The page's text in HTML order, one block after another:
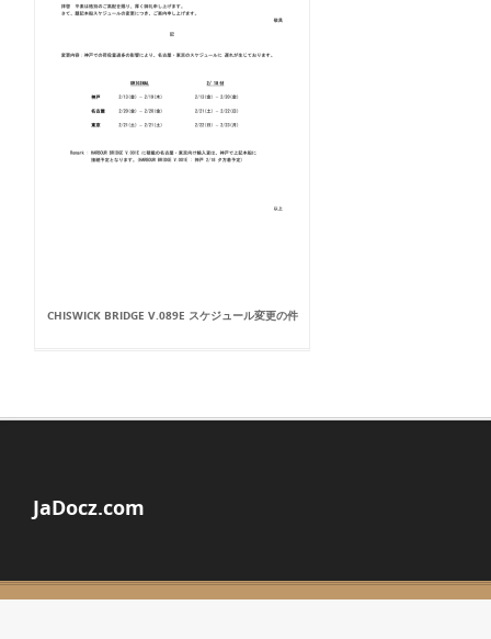
CHISWICK BRIDGE V.089E スケジュール変更の件
JaDocz.com